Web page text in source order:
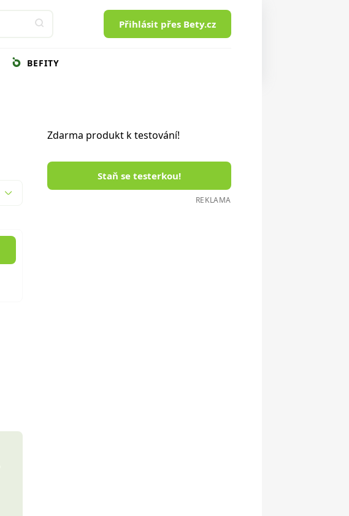
Přihlásit přes Bety.cz
BEFITY
Zdarma produkt k testování!
Staň se testerkou!
REKLAMA